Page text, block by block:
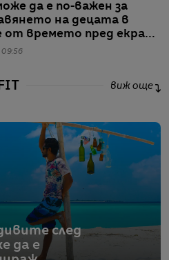
да е по-важен за
на децата в
от времето пред екран
сочи проучване
виж още
след
да е